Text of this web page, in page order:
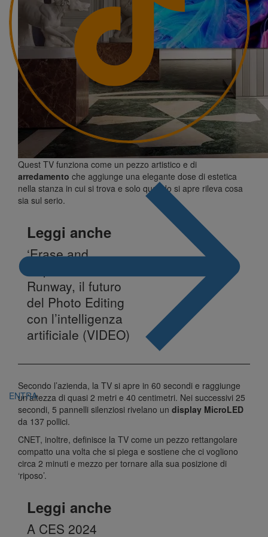
ENTRA
Quest TV funziona come un pezzo artistico e di
arredamento che aggiunge una elegante dose di estetica
nella stanza in cui si trova e solo quando si apre rileva cosa
sia sul serio.
Leggi anche
‘Erase and
Runway, il futuro
del Photo Editing
con l’intelligenza
artificiale (VIDEO)
Secondo l’azienda, la TV si apre in 60 secondi e raggiunge
un’altezza di quasi 2 metri e 40 centimetri. Nei successivi 25
secondi, 5 pannelli silenziosi rivelano un display MicroLED
da 137 pollici.
CNET, inoltre, definisce la TV come un pezzo rettangolare
compatto una volta che si piega e sostiene che ci vogliono
circa 2 minuti e mezzo per tornare alla sua posizione di
‘riposo’.
Leggi anche
A CES 2024